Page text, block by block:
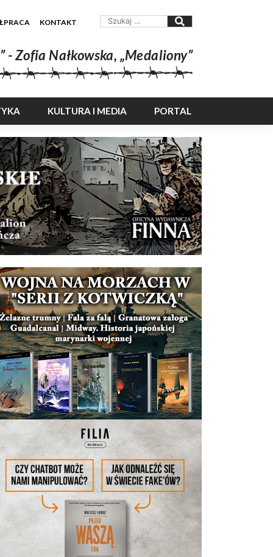
KONTAKT
Zofia Nałkowska, „Medaliony”
KULTURA I MEDIA PORTAL